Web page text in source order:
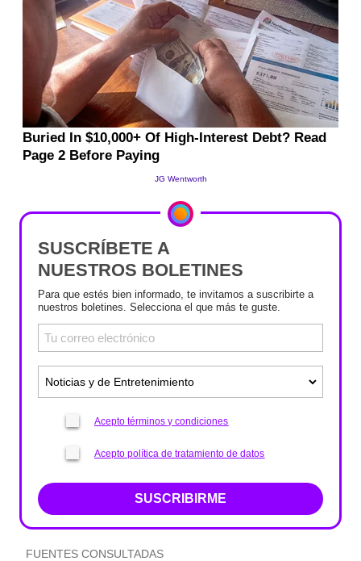
SUSCRÍBETE A
NUESTROS BOLETINES
Para que estés bien informado, te invitamos a suscribirte a
nuestros boletines. Selecciona el que más te guste.
Acepto términos y condiciones
Acepto política de tratamiento de datos
SUSCRIBIRME
FUENTES CONSULTADAS